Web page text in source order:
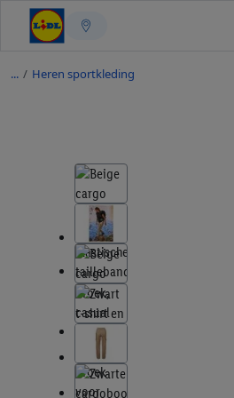
/ Heren sportkleding